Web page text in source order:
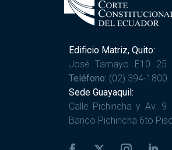
Edificio Matriz, Quito:
José Tamayo E10
Teléfono: (02) 394-1800
Sede Guayaquil:
Calle Pichincha y Av. 9
Banco Pichincha 6to